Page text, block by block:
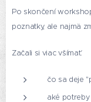
Po skončení
poznatky, ale najmä
Začali si viac všímať:
čo sa deje
aké potreby